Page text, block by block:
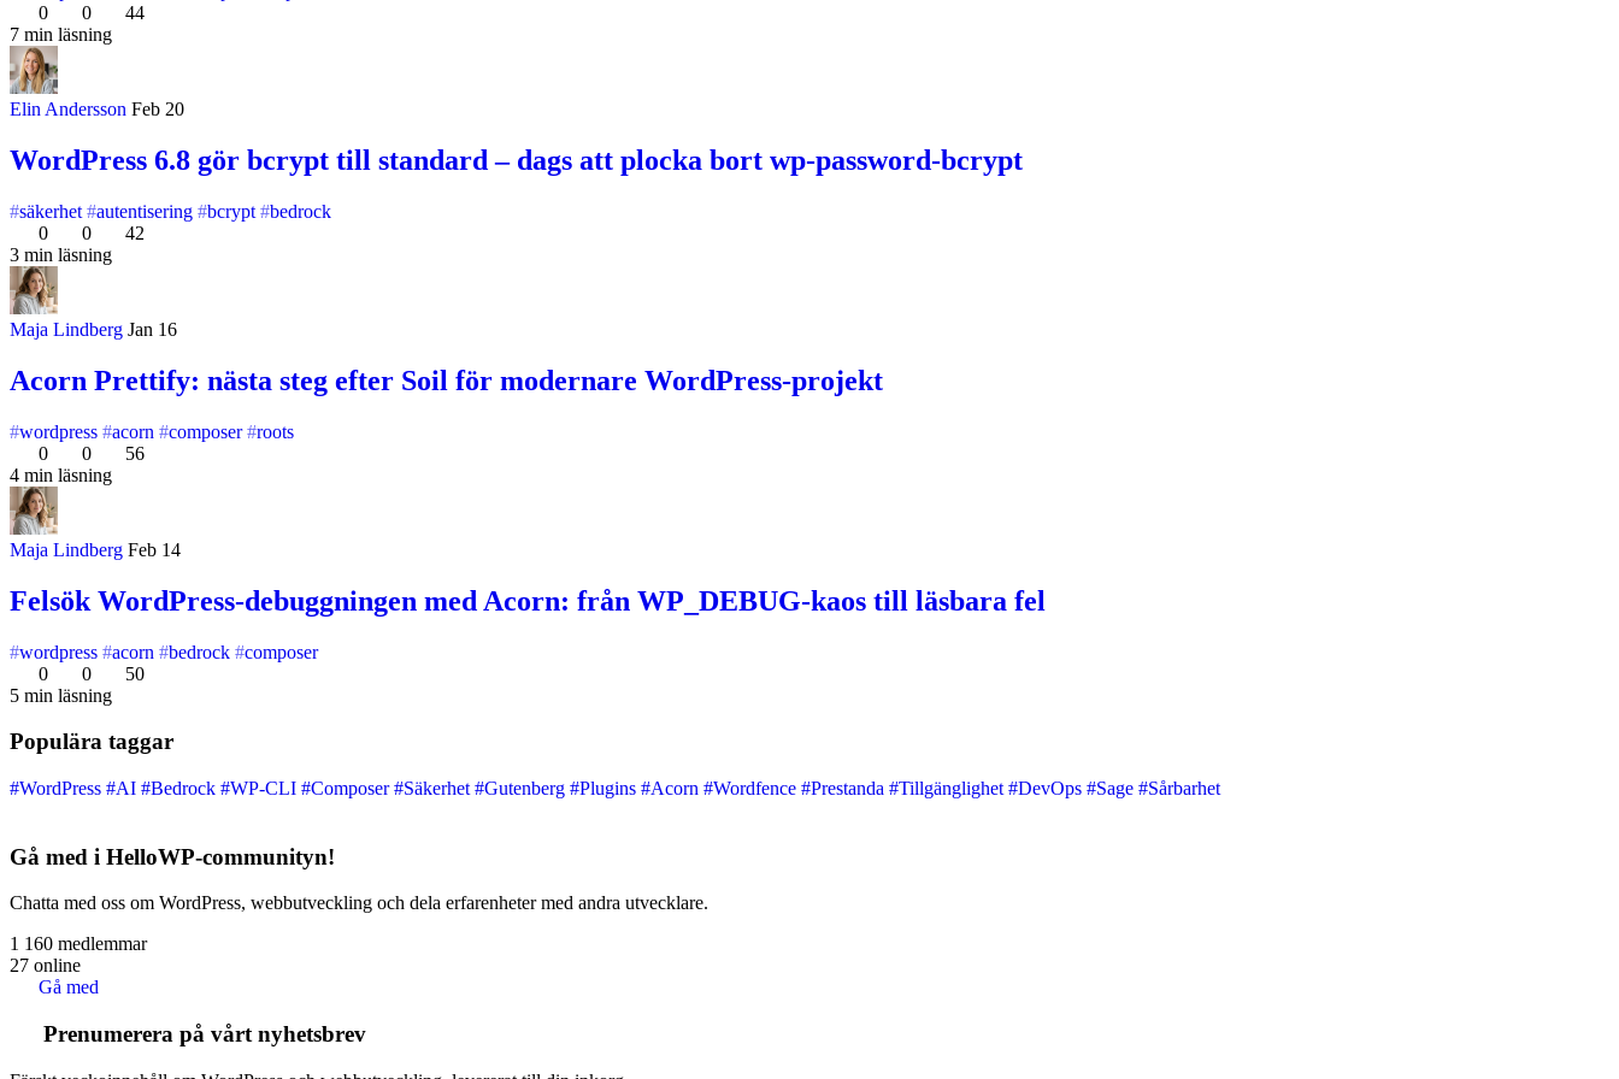
0
0
44
7 min läsning
Elin Andersson Feb 20
WordPress 6.8 gör bcrypt till standard – dags att plocka bort wp-password-bcrypt
säkerhet autentisering bcrypt
bedrock
0
0
42
3 min läsning
Maja Lindberg Jan 16
Acorn Prettify: nästa steg efter Soil för modernare WordPress-projekt
wordpress acorn composer
roots
0
0
56
4 min läsning
Maja Lindberg Feb 14
Felsök WordPress-debuggningen med Acorn: från WP_DEBUG-kaos till läsbara fel
wordpress acorn bedrock
composer
0
0
50
5 min läsning
Populära taggar
#WordPress #AI #Bedrock #WP-CLI #Composer#Säkerhet #Gutenberg #Plugins #Acorn #Wordfence #Prestanda #Tillgänglighet #DevOps #Sage #Sårbarhet
Gå med i HelloWP-communityn!
Chatta med oss om WordPress, webbutveckling och dela erfarenheter med andra utvecklare.
1 160 medlemmar
27 online
Gå med
Prenumerera på vårt nyhetsbrev